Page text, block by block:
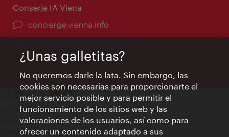
Conserje IA Viena
concierge.vienna.info
Contacto
Aviso legal
Política de privacidad de datos
¿Unas galletitas?
No queremos darle la lata. Sin embargo, las
cookies son necesarias para proporcionarte el
mejor servicio posible y para permitir el
funcionamiento de los sitios web y las
valoraciones de los usuarios, así como para
ofrecer un contenido adaptado a sus